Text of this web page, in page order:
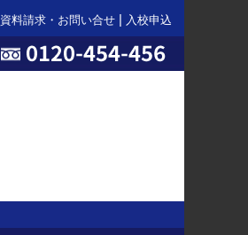
資料請求・お問い合せ 入校申込